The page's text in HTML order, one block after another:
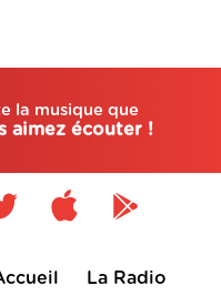
la musique que
aimez écouter !
La Radio